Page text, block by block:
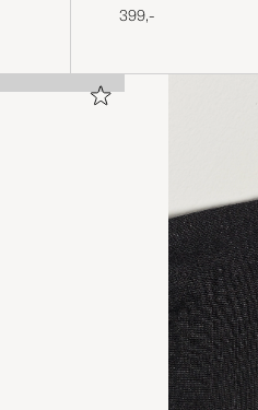
399,-